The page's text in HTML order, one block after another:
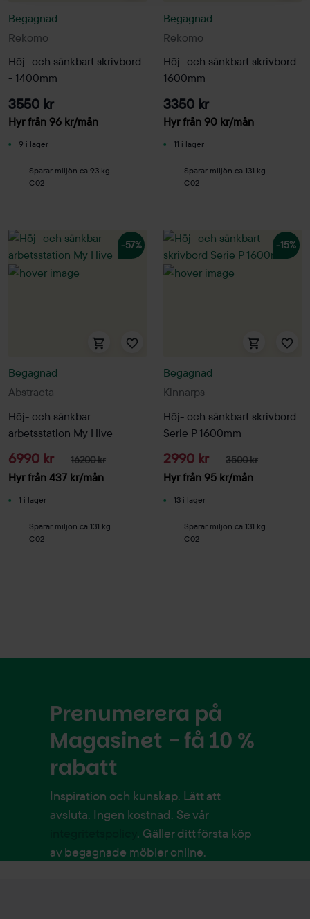
Rekomo
Begagnad
Höj- och sänkbart skrivbord
- 1400mm
3550 kr
Hyr från 96 kr/mån
9 i lager
Sparar miljön ca 93 kg
C02
Rekomo
Begagnad
Höj- och sänkbart skrivbord
1600mm
3350 kr
Hyr från 90 kr/mån
11 i lager
Sparar miljön ca 131 kg
C02
-57%
Abstracta
Begagnad
Höj- och sänkbar
arbetsstation My Hive
6990 kr 16200 kr
Hyr från 437 kr/mån
1 i lager
Sparar miljön ca 131 kg
C02
-15%
Kinnarps
Begagnad
Höj- och sänkbart skrivbord
Serie P 1600mm
2990 kr 3500 kr
Hyr från 95 kr/mån
13 i lager
Sparar miljön ca 131 kg
C02
Prenumerera på
Magasinet - få 10 %
rabatt
Inspiration och kunskap. Lätt att
avsluta. Ingen kostnad. Se vår
. Gäller ditt första köp
av begagnade möbler online.